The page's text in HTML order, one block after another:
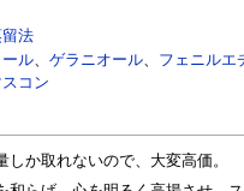
法
ル、 ゲラニオール、 フェニルエ
コン
しか取れないので、大変高価。